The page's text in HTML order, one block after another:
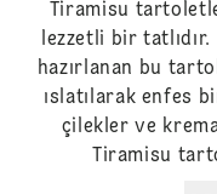
Tiramisu
lezzetli bir tatlıdır.
hazırlanan bu
ıslatılarak enfes
çilekler ve
Tiramisu